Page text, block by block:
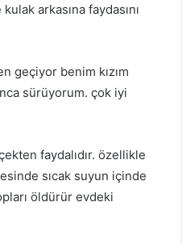
arkasına faydasını
geçiyor benim kızım
sürüyorum. çok iyi
faydalıdır. özellikle
sıcak suyun içinde
öldürür evdeki